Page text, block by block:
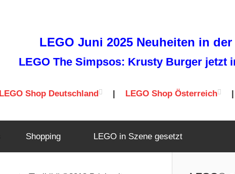
LEGO Juni 2025 Neuheiten in
LEGO The Simpsos: Krusty Burger jetzt
LEGO Shop Deutschland LEGO Shop Österreich
Shopping LEGO in Szene gesetzt